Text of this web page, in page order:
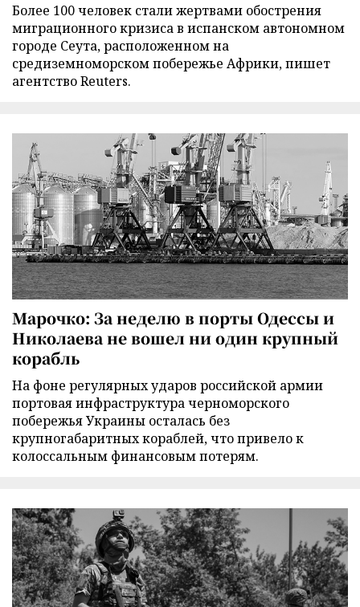
Более 100 человек стали жертвами обострения
миграционного кризиса в испанском автономном
городе Сеута, расположенном на
средиземноморском побережье Африки, пишет
агентство Reuters.
Марочко: За неделю в порты Одессы и
Николаева не вошел ни один крупный
корабль
На фоне регулярных ударов российской армии
портовая инфраструктура черноморского
побережья Украины осталась без
крупногабаритных кораблей, что привело к
колоссальным финансовым потерям.